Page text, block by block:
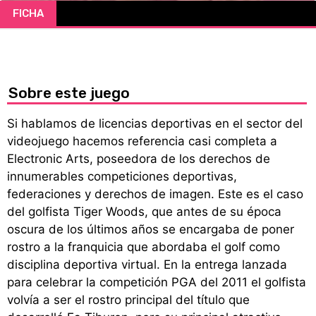
FICHA
Sobre este juego
Si hablamos de licencias deportivas en el sector del
videojuego hacemos referencia casi completa a
Electronic Arts, poseedora de los derechos de
innumerables competiciones deportivas,
federaciones y derechos de imagen. Este es el caso
del golfista Tiger Woods, que antes de su época
oscura de los últimos años se encargaba de poner
rostro a la franquicia que abordaba el golf como
disciplina deportiva virtual. En la entrega lanzada
para celebrar la competición PGA del 2011 el golfista
volvía a ser el rostro principal del título que